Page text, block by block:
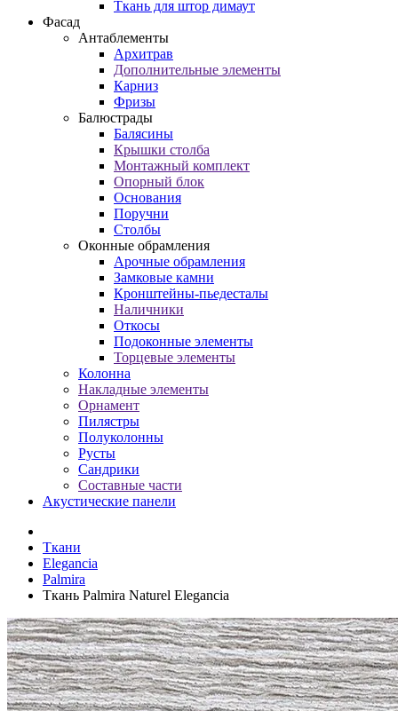
Ткань для штор димаут
Фасад
Антаблементы
Архитрав
Дополнительные элементы
Карниз
Фризы
Балюстрады
Балясины
Крышки столба
Монтажный комплект
Опорный блок
Основания
Поручни
Столбы
Оконные обрамления
Арочные обрамления
Замковые камни
Кронштейны-пьедесталы
Наличники
Откосы
Подоконные элементы
Торцевые элементы
Колонна
Накладные элементы
Орнамент
Пилястры
Полуколонны
Русты
Сандрики
Составные части
Акустические панели
Ткани
Elegancia
Palmira
Ткань Palmira Naturel Elegancia